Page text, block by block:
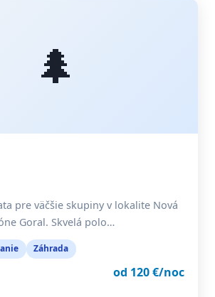
🌲
pre väčšie skupiny v lokalite Nová
Goral. Skvelá polo…
Záhrada
od 120 €/noc